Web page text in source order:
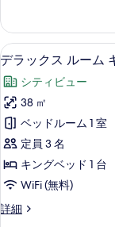
の
写
真
を
表
示
す
る
細
ベ
ッ
ド
2
台
パ
テ
ィ
オ
の
ー
ム
シ
グ
ル
ベ
ッ
ド
2
台
パ
ィ
デ
ラ
ッ
ク
ス
ル
ー
ム
キ
7
デラックス ルーム
シティビュー
38 ㎡
ベッドルーム 1 室
定員 3 名
キングベッド 1 台
WiFi (無料)
詳細
デ